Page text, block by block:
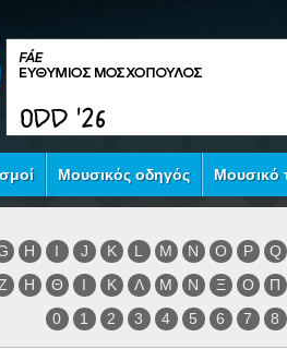
Μουσικός οδηγός Μουσικό
H I J K L M N O P
Q
Η Θ Ι Κ Λ Μ Ν Ξ Ο
Π
0
1 2 3 4 5 6 7 8